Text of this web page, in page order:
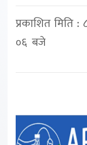
प्रकाशित मिति
०६ बजे